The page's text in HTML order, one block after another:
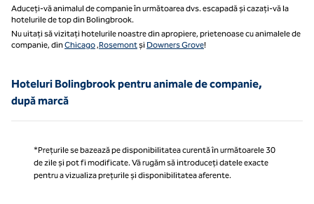
Aduceți-vă animalul de companie în următoarea dvs. escapadă și cazați-vă la
hotelurile de top din Bolingbrook.
Nu uitați să vizitați hotelurile noastre din apropiere, prietenoase cu animalele de
companie, dinChicago ,Rosemontși Downers Grove!
Hoteluri Bolingbrook pentru animale de companie,
după marcă
*Prețurile se bazează pe disponibilitatea curentă în următoarele 30
de zile și pot fi modificate. Vă rugăm să introduceți datele exacte
pentru a vizualiza prețurile și disponibilitatea aferente.